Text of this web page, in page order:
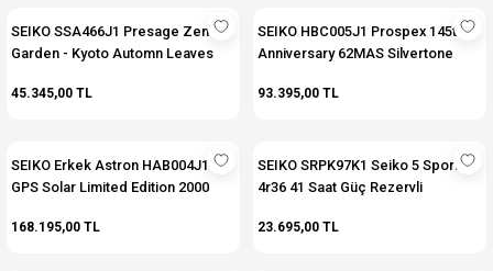
SEIKO SSA466J1 Presage Zen
Garden - Kyoto Automn Leaves
Saati
45.345,00 TL
SEIKO HBC005J1 Prospex 145th
Anniversary 62MAS Silvertone
Erkek Kol Saati
93.395,00 TL
SEIKO Erkek Astron HAB004J1
GPS Solar Limited Edition 2000
168.195,00 TL
SEIKO SRPK97K1 Seiko 5 Sport
4r36 41 Saat Güç Rezervli
23.695,00 TL